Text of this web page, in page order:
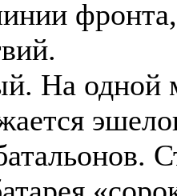
На одной